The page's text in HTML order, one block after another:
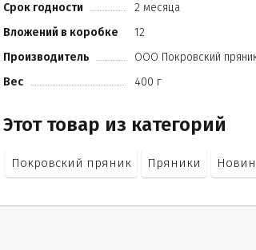
порошок)
пряность (корица)
регулятор кислотности (лимонная кислота)
соль.
Срок годности
2 месяца
Вложений в коробке
12
Производитель
ООО Покровский
Вес
400 г
Этот товар из категорий
Покровский пряник Пряники